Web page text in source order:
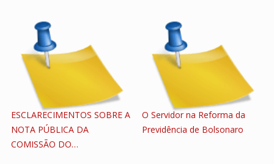
ESCLARECIMENTOS SOBRE A
NOTA PÚBLICA DA
COMISSÃO DO…
O Servidor na Reforma da
Previdência de Bolsonaro